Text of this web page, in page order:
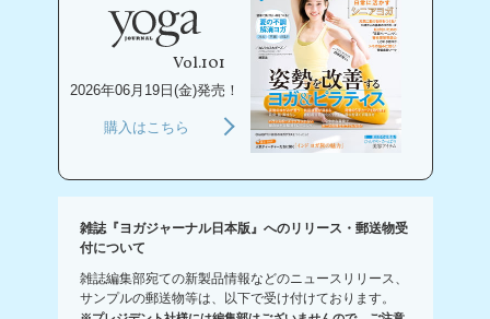
Vol.101
2026年06月19日(金)発売！
購入はこちら
雑誌『ヨガジャーナル日本版』へのリリース・郵送物受
付について
雑誌編集部宛ての新製品情報などのニュースリリース、
サンプルの郵送物等は、以下で受け付けております。